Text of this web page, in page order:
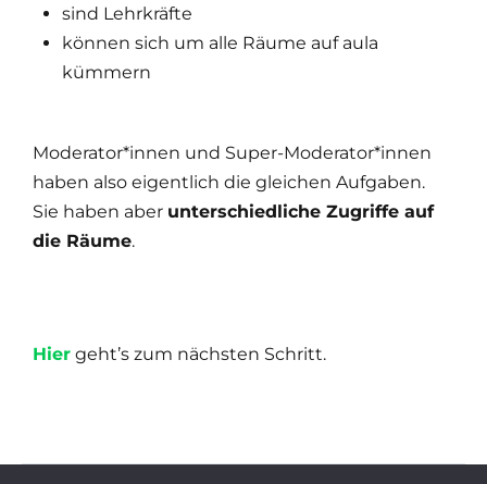
sind Lehrkräfte
können sich um alle Räume auf aula
kümmern
Moderator*innen und Super-Moderator*innen
haben also eigentlich die gleichen Aufgaben.
Sie haben aber unterschiedliche Zugriffe auf
die Räume.
Hier geht’s zum nächsten Schritt.